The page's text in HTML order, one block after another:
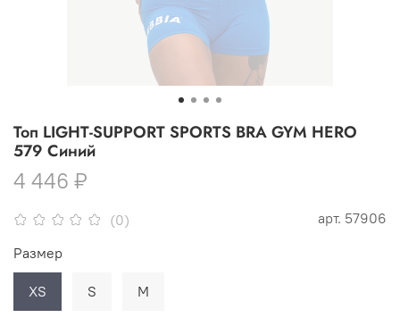
(0) арт. 57906
Топ LIGHT-SUPPORT SPORTS BRA GYM HERO
579 Синий
4 446 ₽
Размер
XS S M